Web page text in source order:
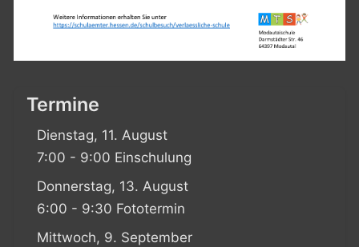
Termine
Dienstag, 11. August
7:00 - 9:00 Einschulung
Donnerstag, 13. August
6:00 - 9:30 Fototermin
Mittwoch, 9. September